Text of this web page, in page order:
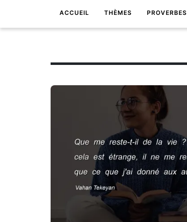
ACCUEIL THÈMES PROVERBES